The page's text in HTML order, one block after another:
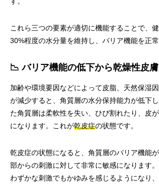
これら三つの要素が適切に機能することで、
30%程度の水分量を維持し、バリア機能を正常
📉 バリア機能の低下から乾燥性皮
加齢や環境要因などによって皮脂、天然保湿
が減少すると、角質層の水分保持能力が低下
た角質層は柔軟性を失い、ひび割れたり、皮
になります。これが乾皮症の状態です。
乾皮症の状態になると、角質層のバリア機能
部からの刺激に対して非常に敏感になります
わずかな刺激でもかゆみを感じるようになり